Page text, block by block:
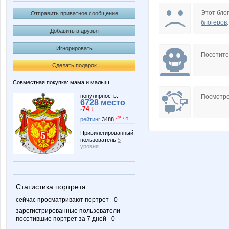
Отправить приватное сообщение
Добавить в друзья
Игнорировать
Сделать подарок
Совместная покупка: мама и малыш
популярность:
6728 место
-74 ↓
рейтинг 3488 -25 ↓ ?
Привилегированный
пользователь 5
уровня
Статистика портрета:
сейчас просматривают портрет - 0
зарегистрированные пользователи
посетившие портрет за 7 дней - 0
L1007
NASIK
Этот
блогеров.